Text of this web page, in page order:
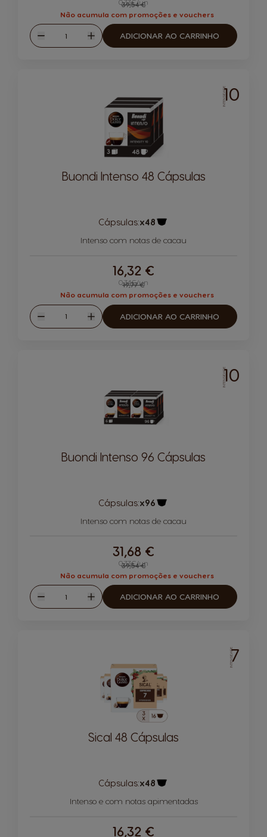
Regular Price
39,54 €
Não acumula com promoções e vouchers
Reduzir
Quantidade
Aumentar
ADICIONAR AO CARRINHO
INTENSIDADE10
Buondi Intenso 48 Cápsulas
Cápsulas:x48
Intenso com notas de cacau
0,34€/unRegular Price
19,77 €
16,32 €
Não acumula com promoções e vouchers
Reduzir
Quantidade
Aumentar
ADICIONAR AO CARRINHO
INTENSIDADE10
Buondi Intenso 96 Cápsulas
Cápsulas:x96
Intenso com notas de cacau
0,33€/unRegular Price
39,54 €
31,68 €
Não acumula com promoções e vouchers
Reduzir
Quantidade
Aumentar
ADICIONAR AO CARRINHO
INTENSIDADE7
Sical 48 Cápsulas
Cápsulas:x48
Intenso e com notas apimentadas
16,32 €